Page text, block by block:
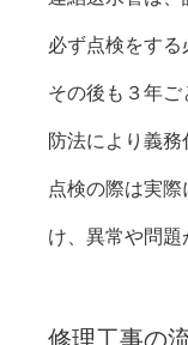
必ず点検をする
その後も３年
防法により義務
点検の際は実
け、異常や問題